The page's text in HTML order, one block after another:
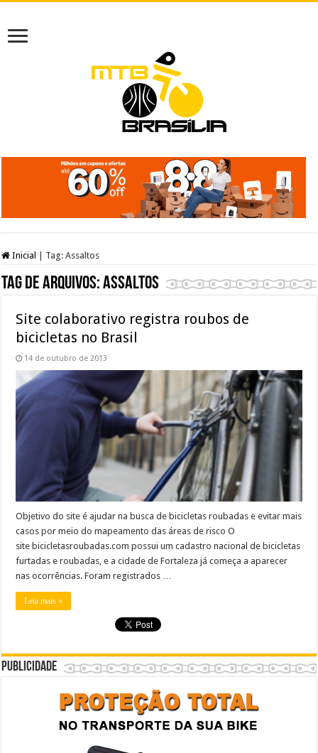
Inicial Tag:Assaltos
Tag de arquivos:Assaltos
Site colaborativo registra roubos de
bicicletas no Brasil
14 de outubro de 2013
Objetivo do site é ajudar na busca de bicicletas roubadas e evitar mais
casos por meio do mapeamento das áreas de risco O
site bicicletasroubadas.com possui um cadastro nacional de bicicletas
furtadas e roubadas, e a cidade de Fortaleza já começa a aparecer
nas ocorrências. Foram registrados …
Leia mais »
Publicidade